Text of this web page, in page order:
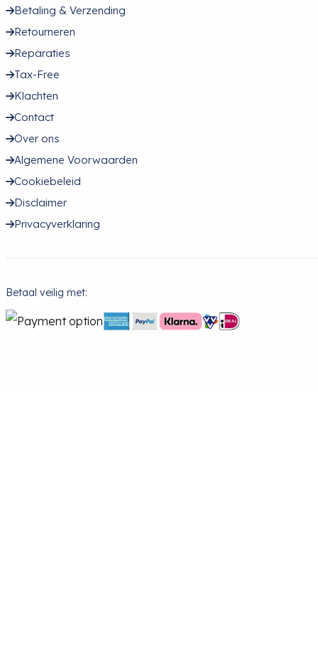
Betaling & Verzending
Retourneren
Reparaties
Tax-Free
Klachten
Contact
Over ons
Algemene Voorwaarden
Cookiebeleid
Disclaimer
Privacyverklaring
Betaal veilig met: